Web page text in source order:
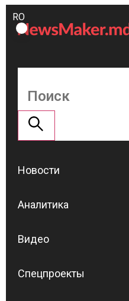
ROMÂNĂ
RU
Поддержать
NM
Новости
Аналитика
Видео
Спецпроекты